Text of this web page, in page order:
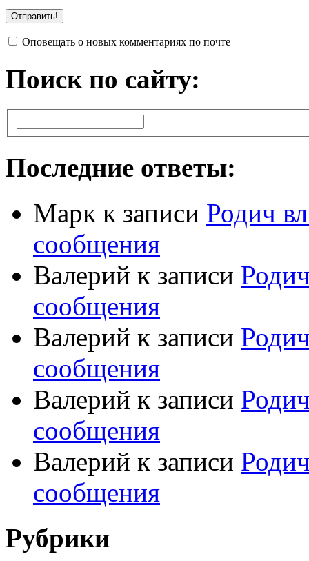
Оповещать о новых комментариях по почте
Поиск по сайту:
Последние ответы:
Марк к записи Родич
сообщения
Валерий к записи
сообщения
Валерий к записи
сообщения
Валерий к записи
сообщения
Валерий к записи
сообщения
Рубрики